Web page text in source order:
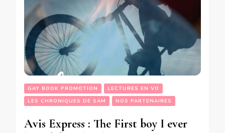
GAY BOOK PROMOTION
LECTURES EN VO
LES CHRONIQUES DE SAM
NOS PARTENAIRES
Avis Express : The First boy I ever